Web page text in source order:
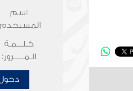
اسم
كـلـــمـة
الـمـــــرور: